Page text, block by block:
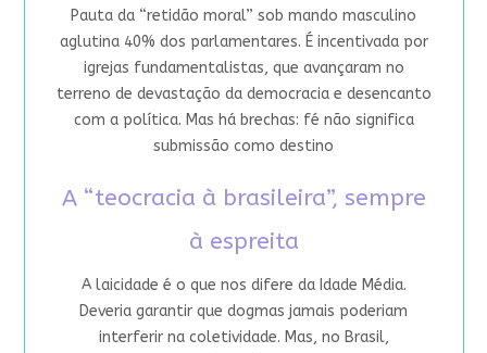
Pauta da “retidão moral” sob mando masculino
aglutina 40% dos parlamentares. É incentivada por
igrejas fundamentalistas, que avançaram no
terreno de devastação da democracia e desencanto
com a política. Mas há brechas: fé não significa
submissão como destino
A “teocracia à brasileira”, sempre
à espreita
A laicidade é o que nos difere da Idade Média.
Deveria garantir que dogmas jamais poderiam
interferir na coletividade. Mas, no Brasil,